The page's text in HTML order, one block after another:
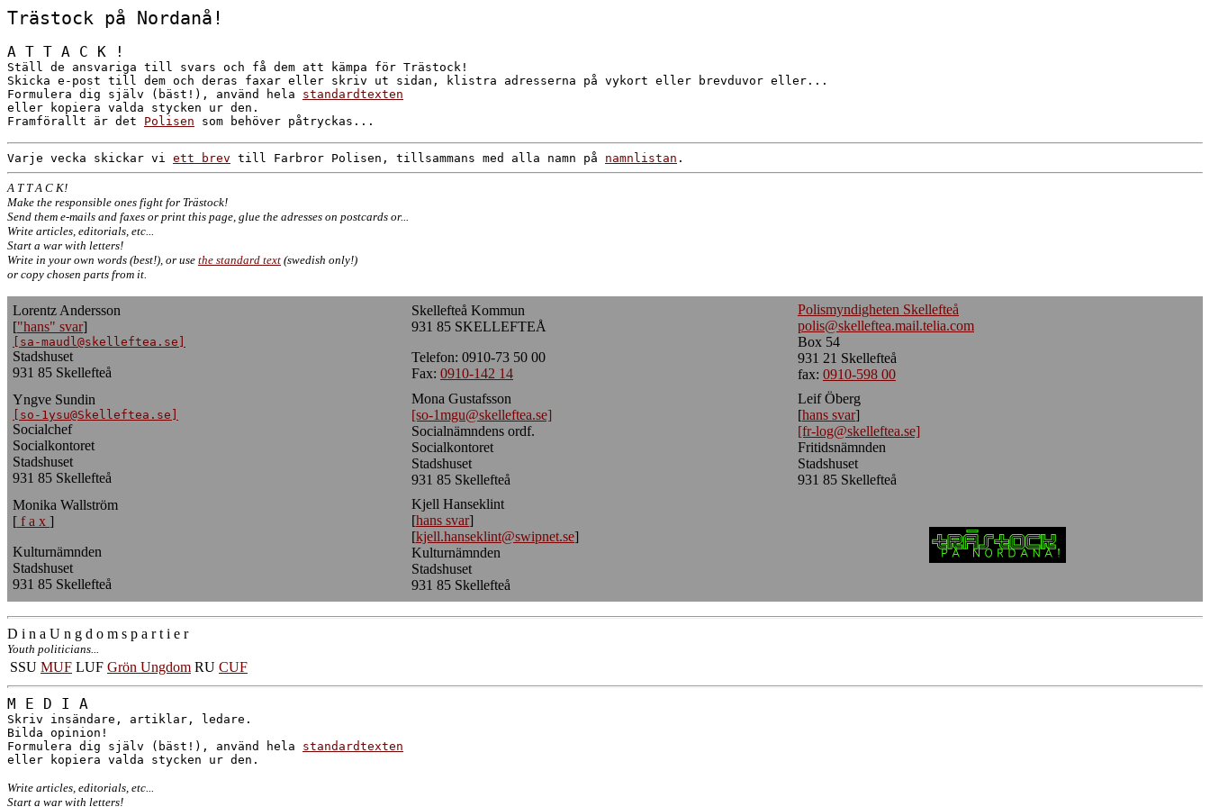
Trästock på Nordanå!
A T T A C K !
Ställ de ansvariga till svars och få dem att kämpa för Trästock!
Skicka e-post till dem och deras faxar eller skriv ut sidan, klistra adresserna på vykort eller brevduvor eller...
Formulera dig själv (bäst!), använd hela standardtexten
eller kopiera valda stycken ur den.
Framförallt är det Polisen som behöver påtryckas...
Varje vecka skickar vi ett brev till Farbror Polisen, tillsammans med alla namn på namnlistan .
A T T A C K!
Make the responsible ones fight for Trästock!
Send them e-mails and faxes or print this page, glue the adresses on postcards or...
Write articles, editorials, etc...
Start a war with letters!
Write in your own words (best!), or use the standard text (swedish only!)
or copy chosen parts from it.
Lorentz Andersson
["hans" svar]
[sa-maudl@skelleftea.se]
Stadshuset
931 85 Skellefteå
Skellefteå Kommun
931 85 SKELLEFTEÅ
Telefon: 0910-73 50 00
Fax: 0910-142 14
Polismyndigheten Skellefteå
polis@skelleftea.mail.telia.com
Box 54
931 21 Skellefteå
fax: 0910-598 00
Yngve Sundin
[so-1ysu@Skelleftea.se]
Socialchef
Socialkontoret
Stadshuset
931 85 Skellefteå
Mona Gustafsson
[so-1mgu@skelleftea.se]
Socialnämndens ordf.
Socialkontoret
Stadshuset
931 85 Skellefteå
Leif Öberg
[hans svar]
[fr-log@skelleftea.se]
Fritidsnämnden
Stadshuset
931 85 Skellefteå
Monika Wallström
[ f a x ]
Kulturnämnden
Stadshuset
931 85 Skellefteå
Kjell Hanseklint
[hans svar]
[kjell.hanseklint@swipnet.se]
Kulturnämnden
Stadshuset
931 85 Skellefteå
D i n a U n g d o m s p a r t i e r
Youth politicians...
SSU MUF LUF Grön Ungdom RU CUF
M E D I A
Skriv insändare, artiklar, ledare.
Bilda opinion!
Formulera dig själv (bäst!), använd hela standardtexten
eller kopiera valda stycken ur den.
Write articles, editorials, etc...
Start a war with letters!